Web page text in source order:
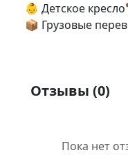
👶 Детское кресло
📦 Грузовые
Отзывы (0)
Пока нет